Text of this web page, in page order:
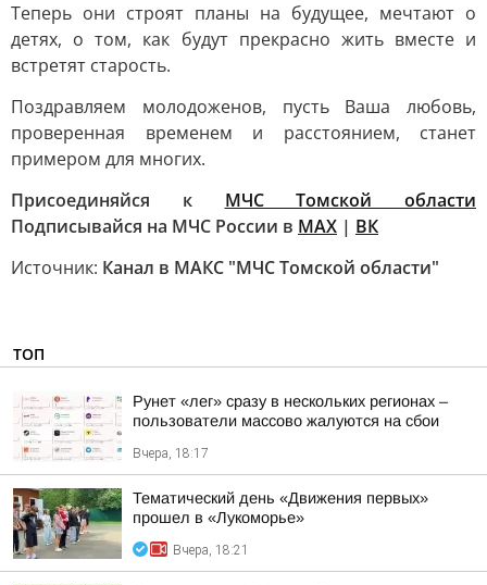
Теперь они строят планы на будущее, мечтают о
детях, о том, как будут прекрасно жить вместе и
встретят старость.
Поздравляем молодоженов, пусть Ваша любовь,
проверенная временем и расстоянием, станет
примером для многих.
Присоединяйся к МЧС Томской области
Подписывайся на МЧС России в MAX | ВК
Источник: Канал в МАКС "МЧС Томской области"
ТОП
Рунет «лег» сразу в нескольких регионах –
пользователи массово жалуются на сбои
Вчера, 18:17
Тематический день «Движения первых»
прошел в «Лукоморье»
Вчера, 18:21